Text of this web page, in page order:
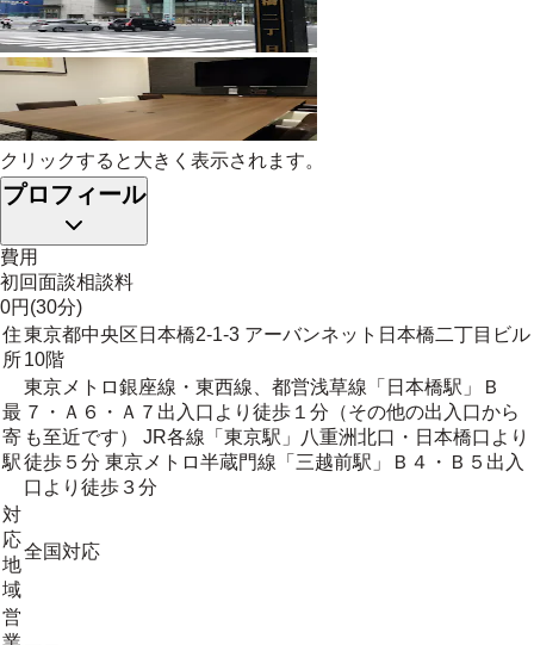
クリックすると大きく表示されます。
プロフィール
費用
初回面談相談料
0円(30分)
住
所
東京都中央区日本橋2-1-3 アーバンネット日本橋二丁目ビル
10階
最
寄
駅
東京メトロ銀座線・東西線、都営浅草線「日本橋駅」Ｂ
７・Ａ６・Ａ７出入口より徒歩１分（その他の出入口から
も至近です） JR各線「東京駅」八重洲北口・日本橋口より
徒歩５分 東京メトロ半蔵門線「三越前駅」Ｂ４・Ｂ５出入
口より徒歩３分
対
応
地
域
全国対応
営